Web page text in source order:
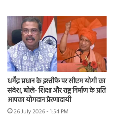
धर्मेंद्र प्रधान के इस्तीफे पर सीएम योगी का
संदेश, बोले- शिक्षा और राष्ट्र निर्माण के प्रति
आपका योगदान प्रेरणादायी
26 July 2026 - 1:54 PM